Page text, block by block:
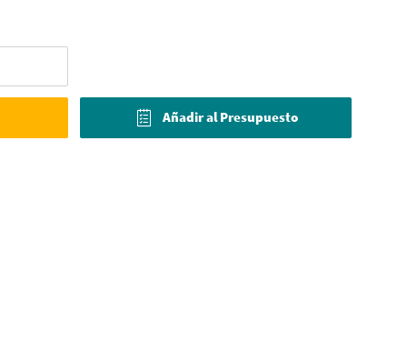
Añadir al Presupuesto